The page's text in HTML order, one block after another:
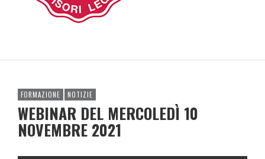
FORMAZIONE NOTIZIE
WEBINAR DEL MERCOLEDÌ 10
NOVEMBRE 2021